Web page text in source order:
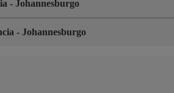
- Johannesburgo
- Johannesburgo